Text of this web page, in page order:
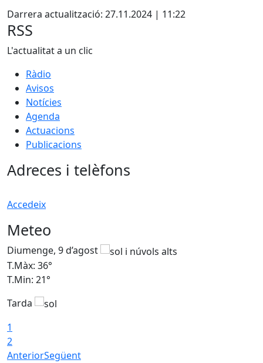
Darrera actualització: 27.11.2024 | 11:22
RSS
L'actualitat a un clic
Ràdio
Avisos
Notícies
Agenda
Actuacions
Publicacions
Adreces i telèfons
Accedeix
Meteo
Diumenge, 9 d’agost
T.Màx: 36°
T.Min: 21°
Tarda
1
2
AnteriorSegüent